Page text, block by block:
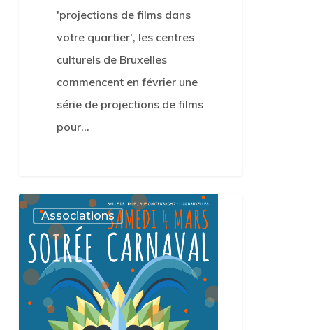
'projections de films dans
votre quartier', les centres
culturels de Bruxelles
commencent en février une
série de projections de films
pour…
Soirée
Carnaval
samedi
Associations
0